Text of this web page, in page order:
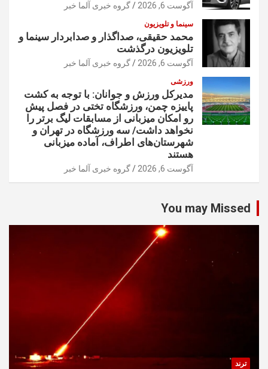
آگوست 6, 2026 گروه خبری آلما خبر
سینما و تلویزیون
محمد حقیقی، صداگذار و صدابردار سینما و
تلویزیون درگذشت
آگوست 6, 2026 گروه خبری آلما خبر
ورزشی
مدیرکل ورزش و جوانان: با توجه به کشت
پاییزه چمن، ورزشگاه تختی در فصل پیش
رو امکان میزبانی از مسابقات لیگ برتر را
نخواهد داشت/ سه ورزشگاه در تهران و
شهرستان‌های اطراف، آماده میزبانی
هستند
آگوست 6, 2026 گروه خبری آلما خبر
You may Missed
ترند